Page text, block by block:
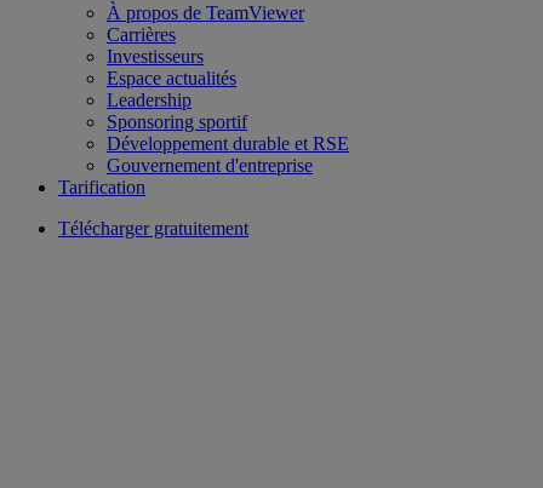
À propos de TeamViewer
Carrières
Investisseurs
Espace actualités
Leadership
Sponsoring sportif
Développement durable et RSE
Gouvernement d'entreprise
Tarification
Télécharger gratuitement